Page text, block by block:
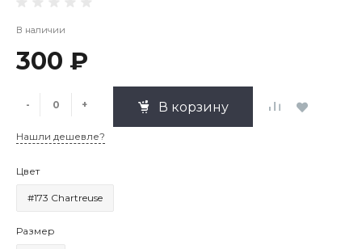
В наличии
300 ₽
- + В корзину
Нашли дешевле?
Цвет
#173 Chartreuse
Размер